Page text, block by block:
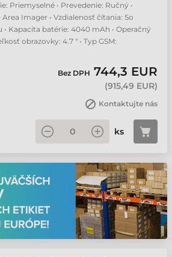
Priemyselné • Prevedenie: Ručný •
Imager • Vzdialenosť čítania: So
Kapacita batérie: 4040 mAh • Operačný
obrazovky: 4.7 " • Typ GSM:
Bez DPH 744,3 EUR
(915,49 EUR)
Kontaktujte nás
ks